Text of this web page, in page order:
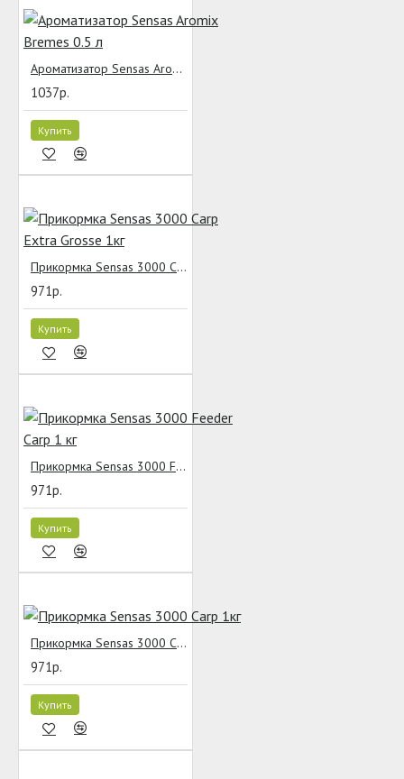
Ароматизатор Sensas Aromix Bremes 0.5 л
1037р.
Купить
Прикормка Sensas 3000 Carp Extra Grosse 1кг
971р.
Купить
Прикормка Sensas 3000 Feeder Carp 1 кг
971р.
Купить
Прикормка Sensas 3000 Carp 1кг
971р.
Купить